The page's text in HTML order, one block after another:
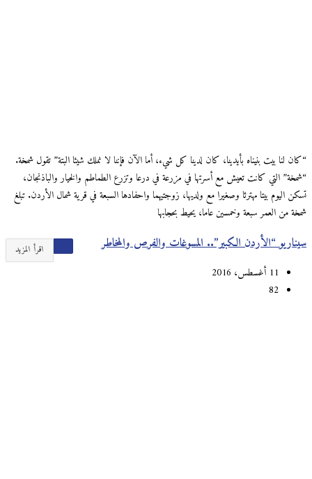
“كان لنا بيت بنيناه بأيدينا، كان لدينا كل شيء، أما الآن فإننا لا نملك شيئا البتة” تقول شمخة.
“شمخة” التي كانت تعيش مع أسرتها في مزرعة في درعا وتزرع الطماطم والخيار والباذنجان،
تسكن اليوم بيتا مهترئا وصغيرا مع ولديها، زوجتيهما واحفادها السبعة في قرية شمال الأردن. تبلغ
شمخة من العمر سبعة وخمسين عاما، يحيط بحجابها
اقرأ المزيد سيناريو “الأردن الكبير”.. المسوغات والفرص والمخاطر
11 أغسطس، 2016
82